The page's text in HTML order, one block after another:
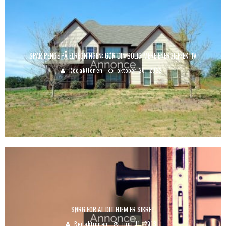
SPAR PENGE PÅ ELREGNINGEN: GØR DIN BOLIG MERE ENERGIEFFEKTIV
Redaktionen oktober 20, 2022
SØRG FOR AT DIT HJEM ER SIKRET
Redaktionen juni 11, 2018